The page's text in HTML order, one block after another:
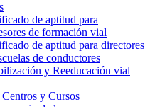
de aptitud para
de formación vial
de aptitud para directores
de conductores
y Reeducación vial
y Cursos